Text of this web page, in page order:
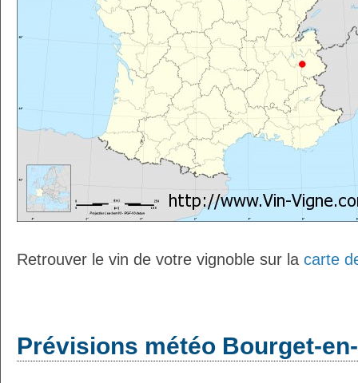
Retrouver le vin de votre vignoble sur la carte
Prévisions météo Bourget-